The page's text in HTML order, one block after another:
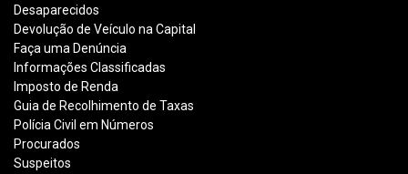
Desaparecidos
Devolução de Veículo na Capital
Faça uma Denúncia
Informações Classificadas
Imposto de Renda
Guia de Recolhimento de Taxas
Polícia Civil em Números
Procurados
Suspeitos